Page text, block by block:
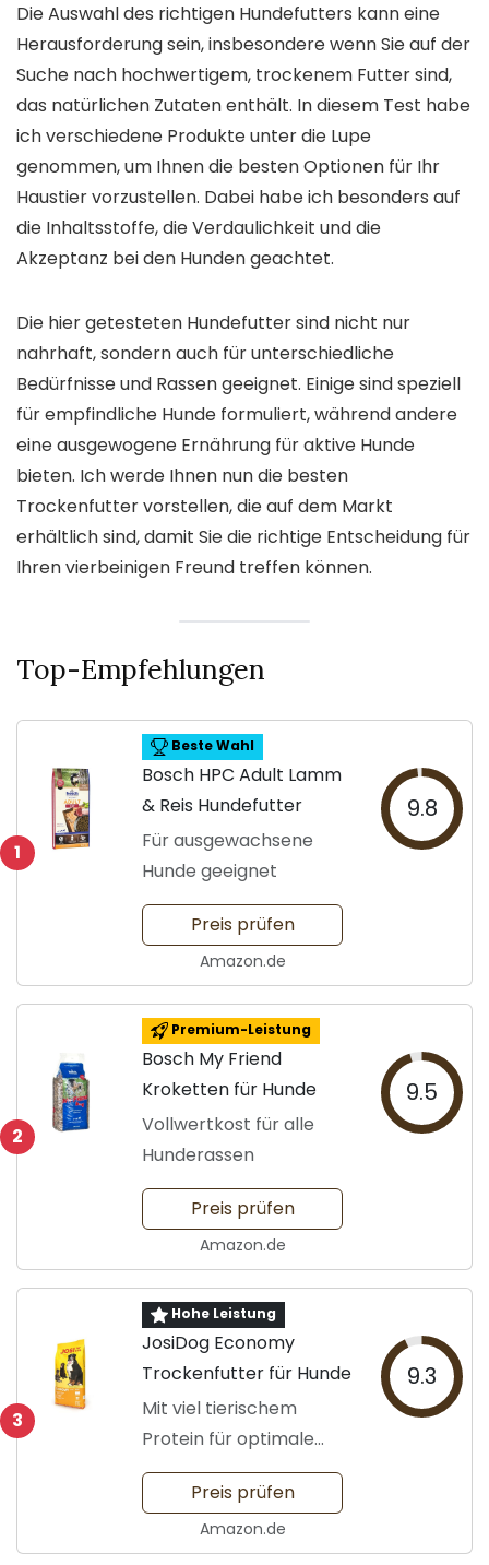
Die Auswahl des richtigen Hundefutters kann eine
Herausforderung sein, insbesondere wenn Sie auf der
Suche nach hochwertigem, trockenem Futter sind,
das natürlichen Zutaten enthält. In diesem Test habe
ich verschiedene Produkte unter die Lupe
genommen, um Ihnen die besten Optionen für Ihr
Haustier vorzustellen. Dabei habe ich besonders auf
die Inhaltsstoffe, die Verdaulichkeit und die
Akzeptanz bei den Hunden geachtet.
Die hier getesteten Hundefutter sind nicht nur
nahrhaft, sondern auch für unterschiedliche
Bedürfnisse und Rassen geeignet. Einige sind speziell
für empfindliche Hunde formuliert, während andere
eine ausgewogene Ernährung für aktive Hunde
bieten. Ich werde Ihnen nun die besten
Trockenfutter vorstellen, die auf dem Markt
erhältlich sind, damit Sie die richtige Entscheidung für
Ihren vierbeinigen Freund treffen können.
Top-Empfehlungen
1
Beste Wahl
Bosch HPC Adult Lamm
& Reis Hundefutter
Für ausgewachsene
Hunde geeignet
9.8
Preis prüfen
Amazon.de
2
Premium-Leistung
Bosch My Friend
Kroketten für Hunde
Vollwertkost für alle
Hunderassen
9.5
Preis prüfen
Amazon.de
3
Hohe Leistung
JosiDog Economy
Trockenfutter für Hunde
Mit viel tierischem
Protein für optimale
Ernährung
9.3
Preis prüfen
Amazon.de